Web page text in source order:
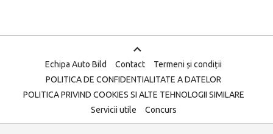
Echipa Auto Bild Contact
Termeni și condiții
POLITICA DE CONFIDENTIALITATE A DATELOR
POLITICA PRIVIND COOKIES SI ALTE TEHNOLOGII SIMILARE
Servicii utile
Concurs